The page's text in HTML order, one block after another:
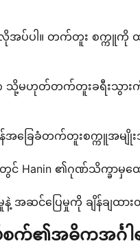
ပ်ပါ။ တက်တူး စက္ကူကို ထည့်
သို့မဟုတ်တက်တူးခရီ
ြေခံတက်တူးစက္ကူအမျိုးအစ
Hanin ၏ဂုဏ်သိက္ခာမှထေ
နဲ့ အဆင်ပြေမှုကို ချိန်ချ
က်၏အဓိကအင်္ဂါရ